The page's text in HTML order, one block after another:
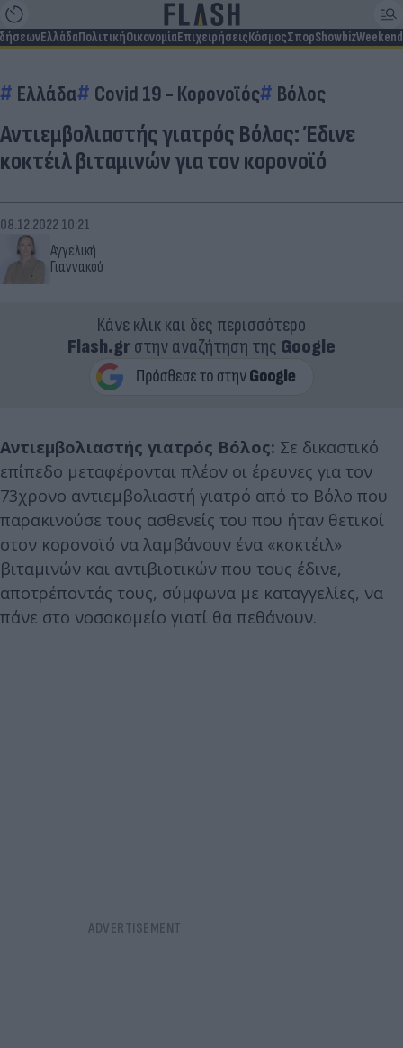
ΕλλάδαΠολιτικήΟικονομίαΕπιχειρήσειςΚόσμοςΣπορShowbizWeekend
Ελλάδα Covid 19 - Κορονοϊός Βόλος
Αντιεμβολιαστής γιατρός Βόλος: Έδινε
κοκτέιλ βιταμινών για τον κορονοϊό
Αγγελική
Γιαννακού
08.12.2022 10:21
Κάνε κλικ και δες περισσότερο
Flash.grστην αναζήτηση της Google
Αντιεμβολιαστής γιατρός Βόλος: Σε δικαστικό
επίπεδο μεταφέρονται πλέον οι έρευνες για τον
73χρονο αντιεμβολιαστή γιατρό από το Βόλο που
παρακινούσε τους ασθενείς του που ήταν θετικοί
στον κορονοϊό να λαμβάνουν ένα «κοκτέιλ»
βιταμινών και αντιβιοτικών που τους έδινε,
αποτρέποντάς τους, σύμφωνα με καταγγελίες, να
πάνε στο νοσοκομείο γιατί θα πεθάνουν.